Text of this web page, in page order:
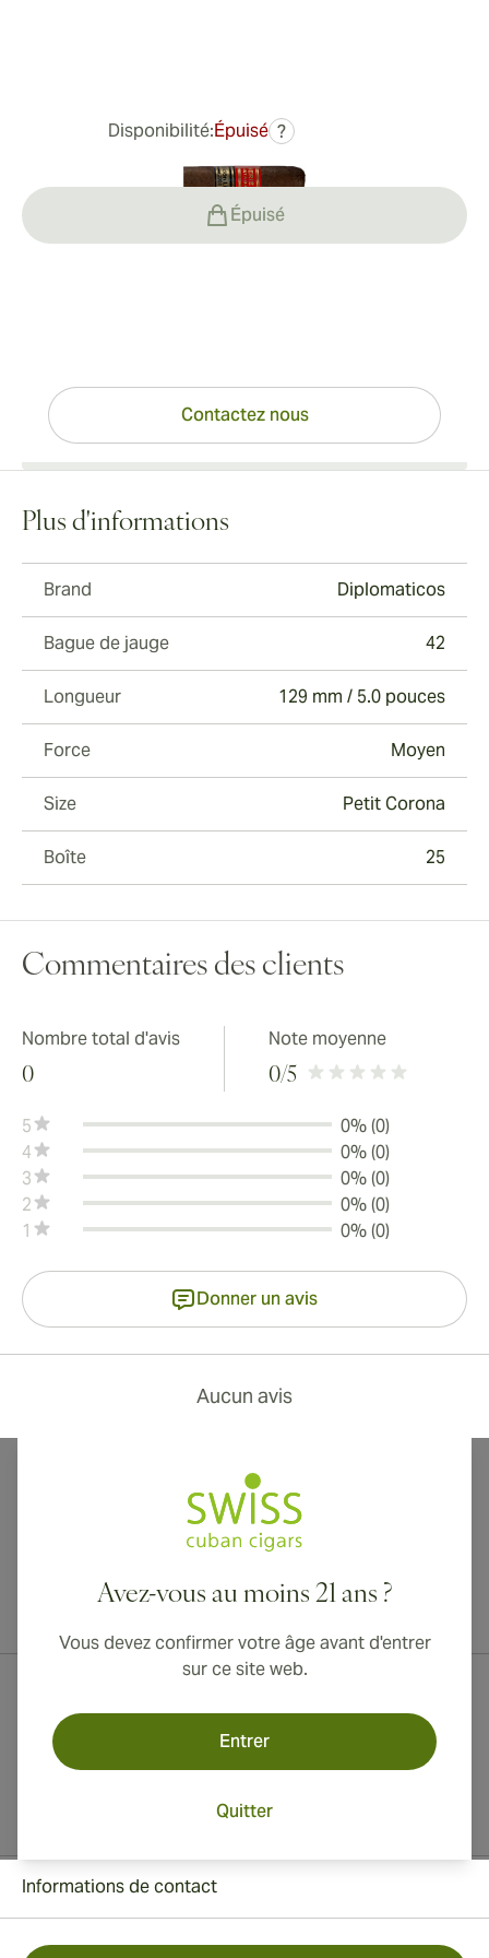
Disponibilité:Épuisé ?
Épuisé
Contactez nous
Plus d'informations
Brand Diplomaticos
Bague de jauge 42
Longueur 129 mm / 5.0 pouces
Force Moyen
Size Petit Corona
Boîte 25
Commentaires des clients
Nombre total d'avis
0
Note moyenne
0/5
5
0% (0)
4
0% (0)
3
0% (0)
2
0% (0)
1
0% (0)
Donner un avis
Aucun avis
Avez-vous au moins 21 ans ?
Vous devez confirmer votre âge avant d'entrer
sur ce site web.
Entrer
Quitter
Livraison internationale disponible vers le Canada, le Royaume-Uni
Informations de contact